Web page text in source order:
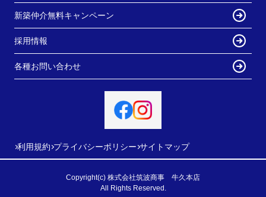
新築仲介無料キャンペーン
採用情報
各種お問い合わせ
利用規約 プライバシーポリシー サイトマップ
Copyright(c) 株式会社筑波商事 牛久本店
All Rights Reserved.